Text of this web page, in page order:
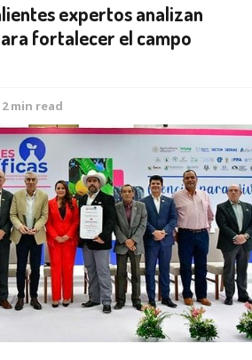
expertos analizan
fortalecer el campo
2 min read